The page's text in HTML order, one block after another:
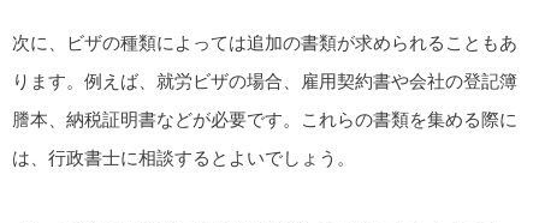
次に、ビザの種類によっては追加の書類が求められることもあ
ります。例えば、就労ビザの場合、雇用契約書や会社の登記簿
謄本、納税証明書などが必要です。これらの書類を集める際に
は、行政書士に相談するとよいでしょう。